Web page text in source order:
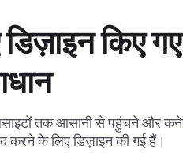
किए
तक आसानी से पहुंचने और
करने के लिए डिज़ाइन की गई हैं।